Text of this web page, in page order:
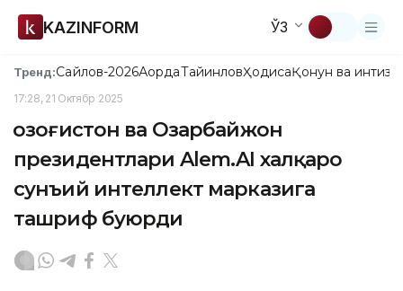
KAZINFORM ЎЗ
Тренд:Сайлов-2026АқордаТайинловҲодисаҚонун ва
17:28, 21 Октябр 2025
Қозоғистон ва Озарбайжон
президентлари Alem.AI халқаро
сунъий интеллект марказига
ташриф буюрди